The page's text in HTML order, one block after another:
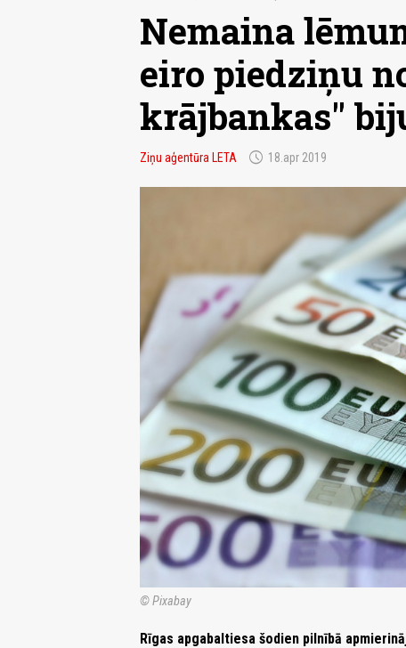
Nemaina
eiro piedziņu
krājbankas"
Ziņu aģentūra LETA schedule 18.apr 2019
© Pixabay
Rīgas apgabaltiesa šodien pilnībā